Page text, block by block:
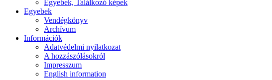
Egyebek, Találkozó képek
Egyebek
Vendégkönyv
Archívum
Információk
Adatvédelmi nyilatkozat
A hozzászólásokról
Impresszum
English information